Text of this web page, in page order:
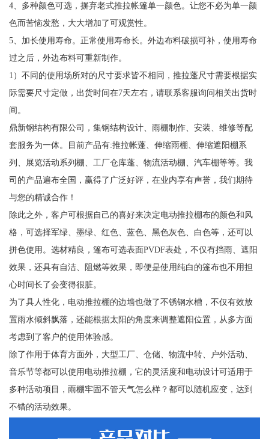
4、多种颜色可选，摒弃老式推拉帐篷单一颜色。让您不必为单一颜
色而苦恼发愁，大大增加了可观赏性。
5、加长使用寿命。正常使用寿命长。外边布料破损可补，使用寿命
过之后，外边布料可重新制作。
1）不同的使用场所对的尺寸要求皆不相同，推拉蓬尺寸需要根据实
际需要尺寸定做，出货时间在7天左右，请联系客服询问相关出货时
间。
鼎新钢结构有限公司，集钢结构设计、雨棚制作、安装、维修等配
套服务为一体。目前产品有:推拉帐蓬、伸缩雨棚、伸缩遮阳棚系
列、展览活动系列棚、工厂仓库蓬、物流活动棚、汽车棚等等。我
司的产品遍布全国，赢得了广泛好评，在业内享有声誉，我们期待
与您的精诚合作！
除此之外，客户可根据自己的喜好来决定电动推拉棚布的颜色和风
格，可选择军绿、墨绿、红色、蓝色、黑色灰色、白色等，还可以
拼色使用。选材精良，篷布可选表面PVDF表处，不仅有挡雨、遮阳
效果，还具有自洁、阻燃等效果，即便是使用纯白的篷布也不用担
心时间长了会变得很脏。
为了具人性化，电动推拉棚的边墙也做了不锈钢水槽，不仅有效放
置雨水倾斜飘落，还能根据太阳的角度来调整遮阳位置，从多方面
考虑到了客户的使用体验感。
除了作用于体育方面外，大型工厂、仓储、物流中转、户外活动、
音乐节等都可以使用电动推拉棚，它的灵活度和电动设计可适用于
多种活动项目，雨棚牢固不管天气怎么样？都可以随机应变，达到
不错的活动效果。